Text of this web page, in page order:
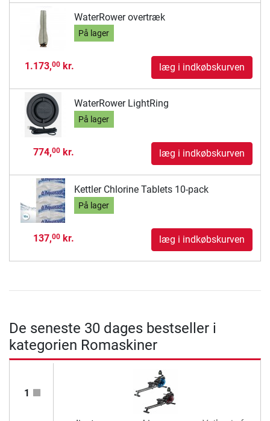
WaterRower overtræk
På lager
1.173,00kr. læg i indkøbskurven
WaterRower LightRing
På lager
774,00kr. læg i indkøbskurven
Kettler Chlorine Tablets 10-pack
På lager
137,00kr. læg i indkøbskurven
De seneste 30 dages bestseller i
kategorien Romaskiner
1